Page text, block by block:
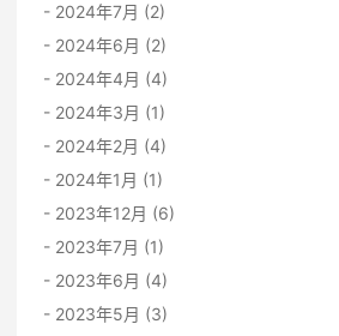
2024年7月 (2)
2024年6月 (2)
2024年4月 (4)
2024年3月 (1)
2024年2月 (4)
2024年1月 (1)
2023年12月 (6)
2023年7月 (1)
2023年6月 (4)
2023年5月 (3)